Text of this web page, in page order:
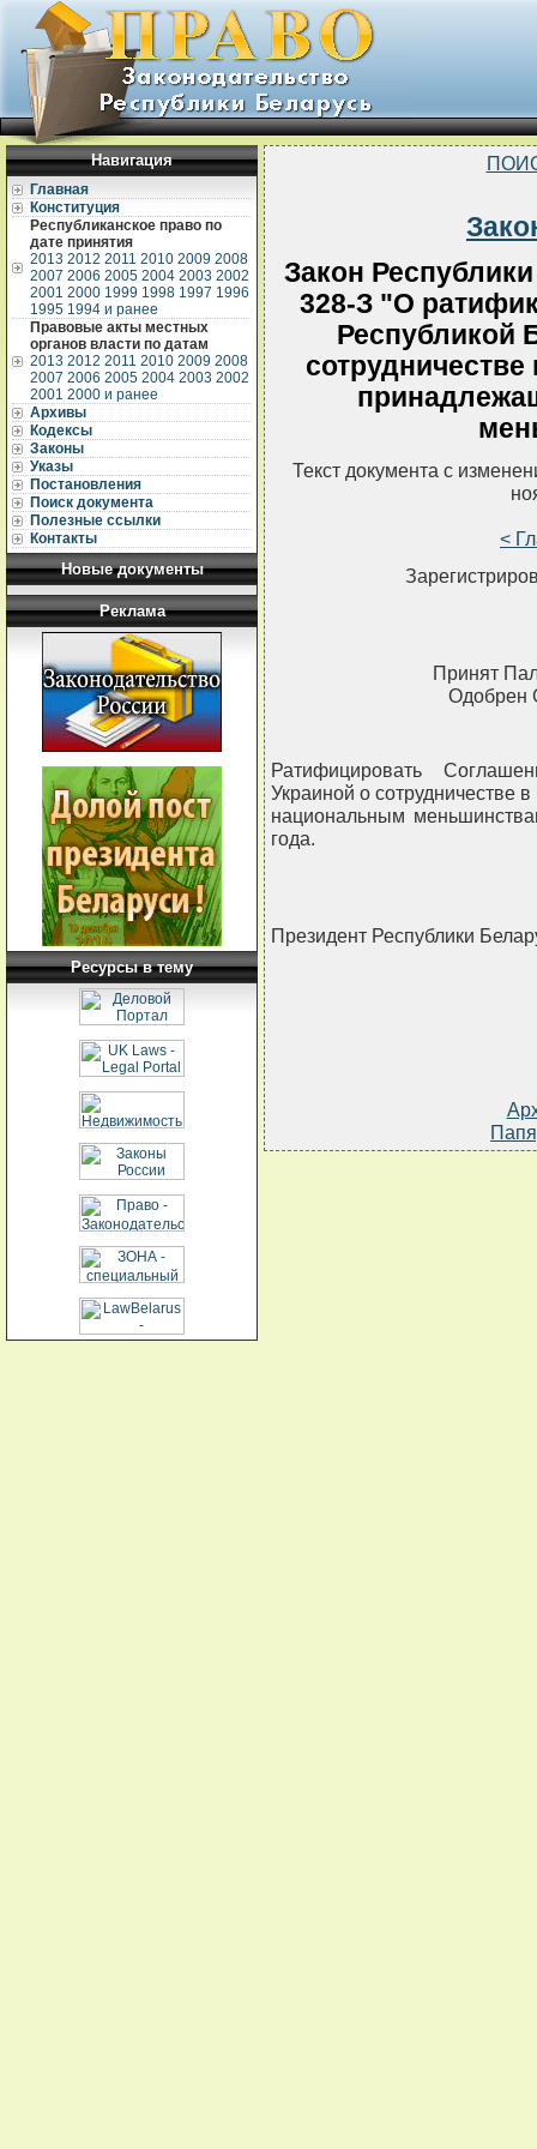
Навигация
Главная
Конституция
Республиканское право по
дате принятия
2013 2012 2011 2010 2009 2008
2007 2006 2005 2004 2003 2002
2001 2000 1999 1998 1997 1996
1995 1994 и ранее
Правовые акты местных
органов власти по датам
2013 2012 2011 2010 2009 2008
2007 2006 2005 2004 2003 2002
2001 2000 и ранее
Архивы
Кодексы
Законы
Указы
Постановления
Поиск документа
Полезные ссылки
Контакты
Новые документы
Реклама
Ресурсы в тему
Закон
328-З "О
Республикой
Текст документа с
<
Принят
Одобрен
Ратифицировать
Украиной о сотрудничестве
национальным
года.
Президент Республики